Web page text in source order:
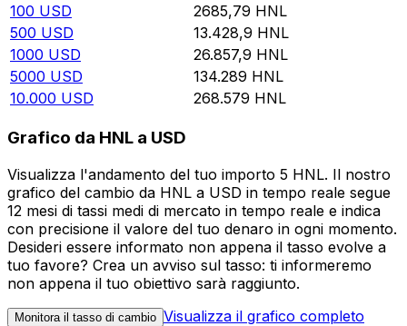
100 USD 2685,79 HNL
500 USD 13.428,9 HNL
1000 USD 26.857,9 HNL
5000 USD 134.289 HNL
10.000 USD 268.579 HNL
Grafico da HNL a USD
Visualizza l'andamento del tuo importo 5 HNL. Il nostro
grafico del cambio da HNL a USD in tempo reale segue
12 mesi di tassi medi di mercato in tempo reale e indica
con precisione il valore del tuo denaro in ogni momento.
Desideri essere informato non appena il tasso evolve a
tuo favore? Crea un avviso sul tasso: ti informeremo
non appena il tuo obiettivo sarà raggiunto.
Monitora il tasso di cambio Visualizza il grafico completo